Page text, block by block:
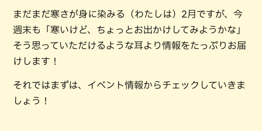
まだまだ寒さが身に染みる（わたしは）2月ですが、今
週末も「寒いけど、ちょっとお出かけしてみようかな」
そう思っていただけるような耳より情報をたっぷりお届
けします！
それではまずは、イベント情報からチェックしていきま
しょう！